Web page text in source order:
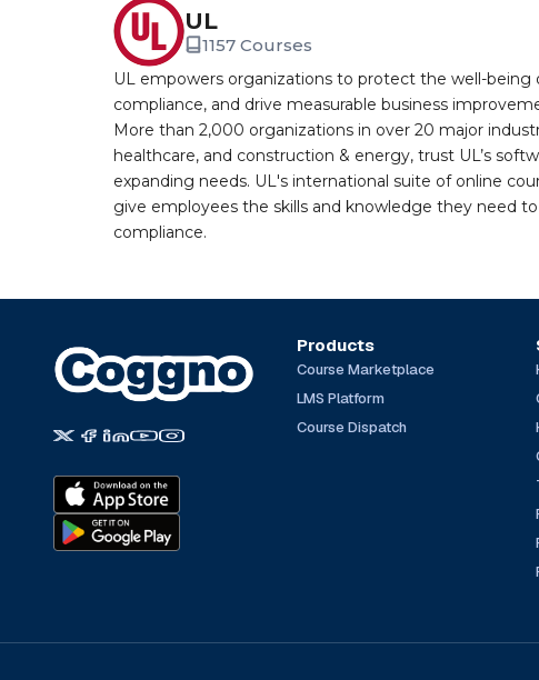
UL
1157 Courses
UL empowers organizations to protect the well-
compliance, and drive measurable business
More than 2,000 organizations in over 20 major
healthcare, and construction & energy, trust UL’s
expanding needs. UL's international suite of online
give employees the skills and knowledge they need
compliance.
Products
Course Marketplace
LMS Platform
Course Dispatch